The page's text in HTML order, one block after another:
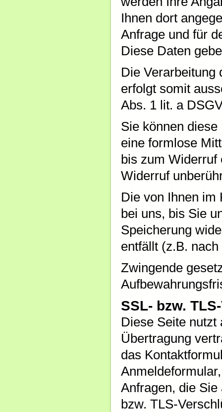
Ihnen dort
Anfrage und für
Diese Daten
Die Verarbeitung
erfolgt somit
Abs. 1 lit. a
Sie können
eine formlose
bis zum Widerruf
Widerruf
Die von Ihnen im
bei uns, bis Sie
Speicherung
entfällt (z.B.
Zwingende
SSL- bzw.
Diese Seite
Übertragung
das
Anfragen, die
bzw. TLS-